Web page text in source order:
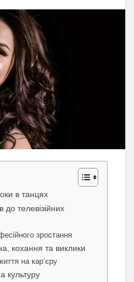
в танцях
до телевізійних
зростання
кохання та виклики
на кар’єру
культуру